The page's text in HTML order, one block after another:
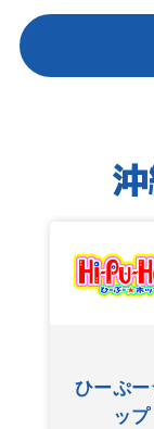
ひーぷ
ップ